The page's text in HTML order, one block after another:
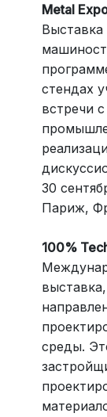
Metal
Выставка
стендах
встречи
30
Париж,
100%
среды.